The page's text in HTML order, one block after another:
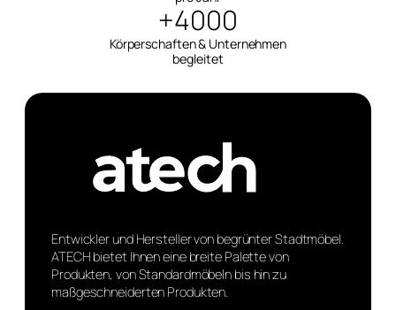
+4000
Körperschaften & Unternehmen
begleitet
Entwickler und Hersteller von begrünter Stadtmöbel.
ATECH bietet Ihnen eine breite Palette von
Produkten, von Standardmöbeln bis hin zu
maßgeschneiderten Produkten.